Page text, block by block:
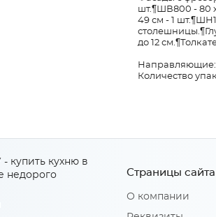
шт.¶ШВ800 - 80
49 см - 1
до 12
Количество
Страницы сайта
О компании